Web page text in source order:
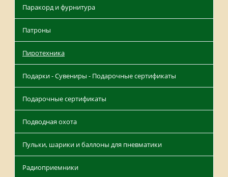
Паракорд и фурнитура
Патроны
Пиротехника
Подарки - Сувениры - Подарочные сертификаты
Подарочные сертификаты
Подводная охота
Пульки, шарики и баллоны для пневматики
Радиоприемники